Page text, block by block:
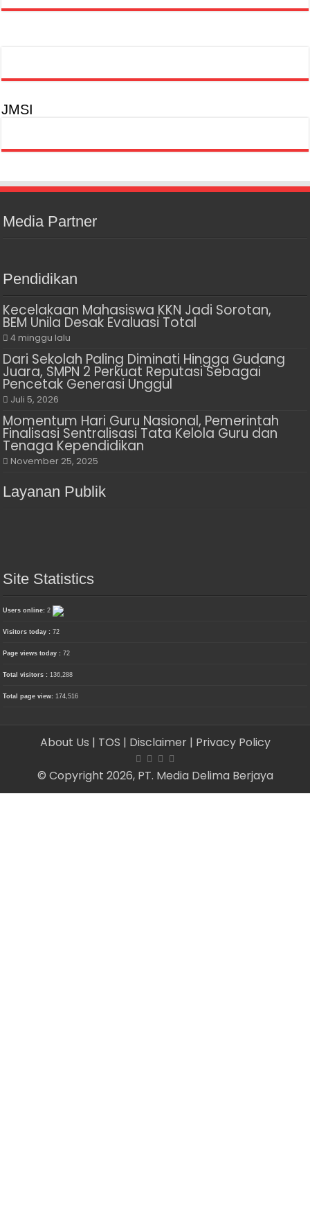
JMSI
Media Partner
Pendidikan
Kecelakaan Mahasiswa KKN Jadi Sorotan,
BEM Unila Desak Evaluasi Total
4 minggu lalu
Dari Sekolah Paling Diminati Hingga Gudang
Juara, SMPN 2 Perkuat Reputasi Sebagai
Pencetak Generasi Unggul
Juli 5, 2026
Momentum Hari Guru Nasional, Pemerintah
Finalisasi Sentralisasi Tata Kelola Guru dan
Tenaga Kependidikan
November 25, 2025
Layanan Publik
Site Statistics
Users online:2
Visitors today :72
Page views today :72
Total visitors :136,288
Total page view:174,516
About Us | TOS | Disclaimer | Privacy Policy
© Copyright 2026, PT. Media Delima Berjaya